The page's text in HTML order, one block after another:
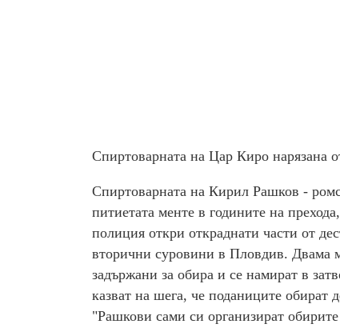
Спиртоварната на Цар Киро нарязана
Спиртоварната на Кирил Рашков -
питиетата менте в годините на
полиция откри откраднати части от
вторични суровини в Пловдив. Двама
задържани за обира и се намират в
казват на шега, че поданиците обират
"Рашкови сами си организират